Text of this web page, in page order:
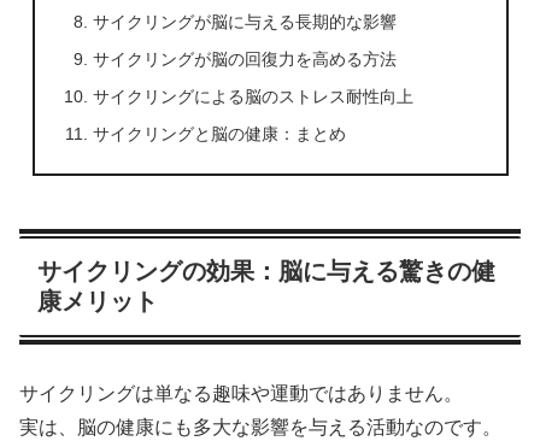
サイクリングが脳に与える長期的な影響
サイクリングが脳の回復力を高める方法
サイクリングによる脳のストレス耐性向上
サイクリングと脳の健康：まとめ
サイクリングの効果：脳に与える驚きの健
康メリット
サイクリングは単なる趣味や運動ではありません。
実は、脳の健康にも多大な影響を与える活動なのです。